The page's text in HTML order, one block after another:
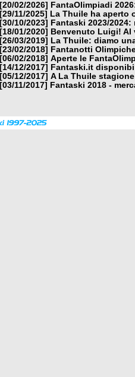
[20/02/2026]
FantaOlimpiadi
[29/11/2025]
La Thuile ha aperto
[30/10/2023]
Fantaski 2023/
[18/01/2020]
Benvenuto Luigi! Al
[26/03/2019]
La Thuile: diamo
[23/02/2018]
Fantanotti
[06/02/2018] Aperte le
[14/12/2017]
Fantaski.it
[05/12/2017] A La Thuile
[03/11/2017]
Fantaski 2018 -